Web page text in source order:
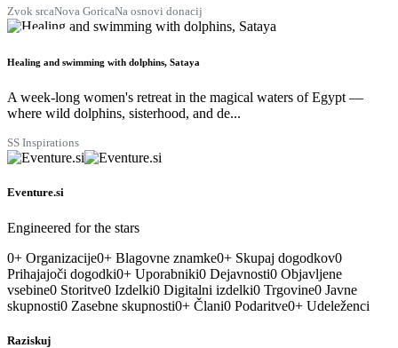
Zvok srcaNova GoricaNa osnovi donacij
AVG.
Healing and swimming with dolphins, Sataya
A week-long women's retreat in the magical waters of Egypt —
where wild dolphins, sisterhood, and de...
SS Inspirations
Eventure.si
Engineered for the stars
0+ Organizacije0+ Blagovne znamke0+ Skupaj dogodkov0
Prihajajoči dogodki0+ Uporabniki0 Dejavnosti0 Objavljene
vsebine0 Storitve0 Izdelki0 Digitalni izdelki0 Trgovine0 Javne
skupnosti0 Zasebne skupnosti0+ Člani0 Podaritve0+ Udeleženci
Raziskuj